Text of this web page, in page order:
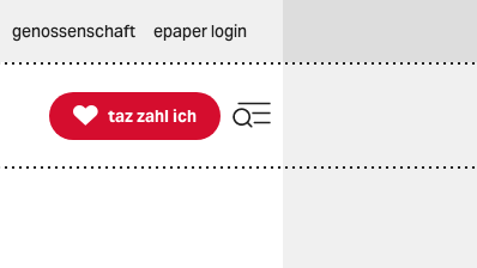
genossenschaft epaper login

taz zahl ich
taz zahl ich